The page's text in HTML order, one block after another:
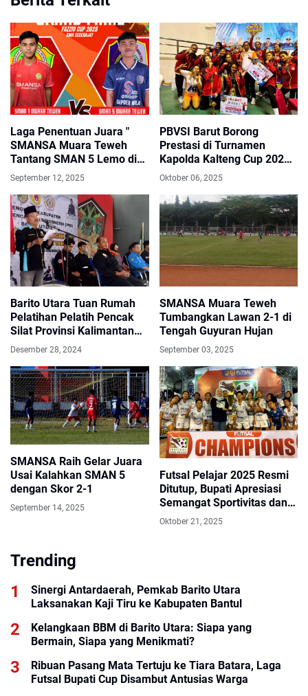
Laga Penentuan Juara "
SMANSA Muara Teweh
Tantang SMAN 5 Lemo di
Final Fazzio Cup 2025
September 12, 2025
PBVSI Barut Borong
Prestasi di Turnamen
Kapolda Kalteng Cup 2025,
Tim Putri Juara 1
Oktober 06, 2025
Barito Utara Tuan Rumah
Pelatihan Pelatih Pencak
Silat Provinsi Kalimantan
Tengah
Desember 28, 2024
SMANSA Muara Teweh
Tumbangkan Lawan 2-1 di
Tengah Guyuran Hujan
September 03, 2025
SMANSA Raih Gelar Juara
Usai Kalahkan SMAN 5
dengan Skor 2-1
September 14, 2025
Futsal Pelajar 2025 Resmi
Ditutup, Bupati Apresiasi
Semangat Sportivitas dan
Persaudaraan
Oktober 21, 2025
Trending
Sinergi Antardaerah, Pemkab Barito Utara
Laksanakan Kaji Tiru ke Kabupaten Bantul
Kelangkaan BBM di Barito Utara: Siapa yang
Bermain, Siapa yang Menikmati?
Ribuan Pasang Mata Tertuju ke Tiara Batara, Laga
Futsal Bupati Cup Disambut Antusias Warga